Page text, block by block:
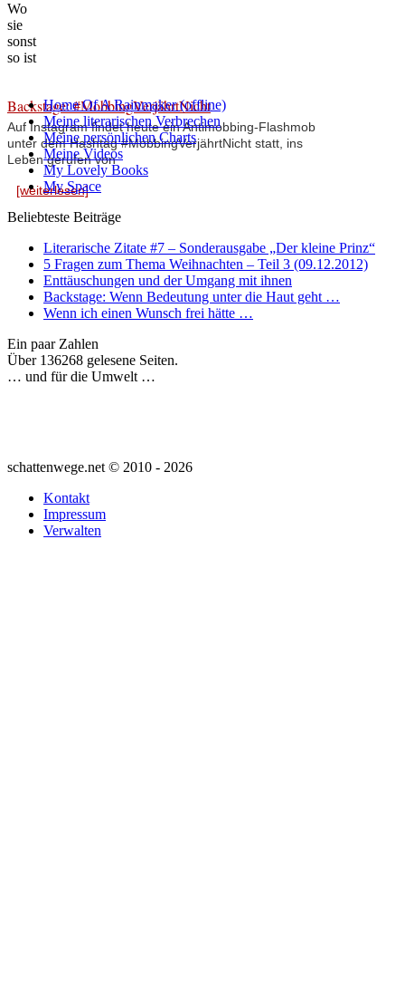
Backstage: #MobbingVerjährtNicht
Auf Instagram findet heute ein Antimobbing-Flashmob
unter dem Hashtag #MobbingVerjährtNicht statt, ins
Leben gerufen von
[weiterlesen]
Wo
sie
sonst
so ist
Home Of A Rainmaker (offline)
Meine literarischen Verbrechen
Meine persönlichen Charts
Meine Videos
My Lovely Books
My Space
Beliebteste Beiträge
Literarische Zitate #7 – Sonderausgabe „Der kleine Prinz“
5 Fragen zum Thema Weihnachten – Teil 3 (09.12.2012)
Enttäuschungen und der Umgang mit ihnen
Backstage: Wenn Bedeutung unter die Haut geht …
Wenn ich einen Wunsch frei hätte …
Ein paar Zahlen
Über 136268 gelesene Seiten.
… und für die Umwelt …
schattenwege.net © 2010 - 2026
Kontakt
Impressum
Verwalten